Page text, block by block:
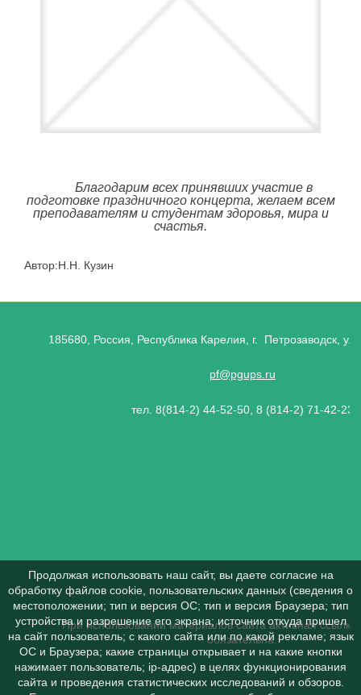
Благодарим всех принявших участие в
подготовке праздничного концерта, желаем всем
преподавателям и студентам здоровья, мира и
счастья.
Автор:Н.Н. Кузин
185680, Россия, Республика Карелия, г. Петрозаводск,
pf@pgups.ru
тел. 8(814-2) 44-52-50, 8 (814-2) 71-42-23
При использовании материалов сайта активная ссылка
обязательна.
Продолжая использовать наш сайт, вы даете согласие на
обработку файлов cookie, пользовательских данных (сведения о
местоположении; тип и версия ОС; тип и версия Браузера; тип
устройства и разрешение его экрана; источник откуда пришел
на сайт пользователь; с какого сайта или по какой рекламе; язык
ОС и Браузера; какие страницы открывает и на какие кнопки
нажимает пользователь; ip-адрес) в целях функционирования
сайта и проведения статистических исследований и обзоров.